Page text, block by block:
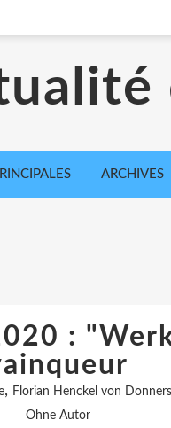
ARCHIVES
:
, Florian Henckel von
Ohne Autor